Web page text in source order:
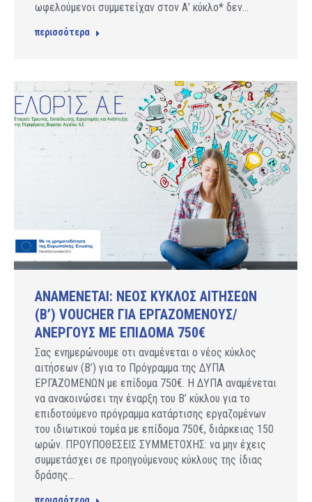
ωφελούμενοι συμμετείχαν στον Α’ κύκλο* δεν…
περισσότερα
ΑΝAΜΕΝΕΤΑΙ: ΝΕΟΣ ΚΥΚΛΟΣ ΑΙΤΗΣΕΩΝ
(Β’) VOUCHER ΓΙΑ ΕΡΓΑΖΟΜΕΝΟΥΣ/
ΑΝΕΡΓΟΥΣ ΜΕ ΕΠΙΔΟΜΑ 750€
Σας ενημερώνουμε οτι αναμένεται ο νέος κύκλος
αιτήσεων (Β’) για το Πρόγραμμα της ΔΥΠΑ
ΕΡΓΑΖΟΜΕΝΩΝ με επίδομα 750€. Η ΔΥΠΑ αναμένεται
να ανακοινώσει την έναρξη του Β’ κύκλου για το
επιδοτούμενo πρόγραμμα κατάρτισης εργαζομένων
του ιδιωτικού τομέα με επίδομα 750€, διάρκειας 150
ωρών. ΠΡΟΥΠΟΘΕΣΕΙΣ ΣΥΜΜΕΤΟΧΗΣ: να μην έχεις
συμμετάσχει σε προηγούμενους κύκλους της ίδιας
δράσης…